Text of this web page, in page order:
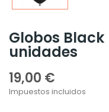
Globos
unidades
19,00 €
Impuestos incluidos